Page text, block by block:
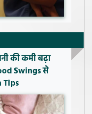
की कमी बढ़ा
Swings से
Tips